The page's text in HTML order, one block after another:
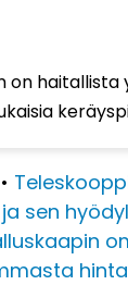
on haitallista
•
sen